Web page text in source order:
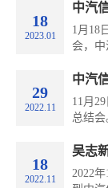
18
2023.01
中汽
1月18
会，
谈。
29
2022.11
中汽
会
11月
总结会
与会议
18
2022.11
吴志
2022